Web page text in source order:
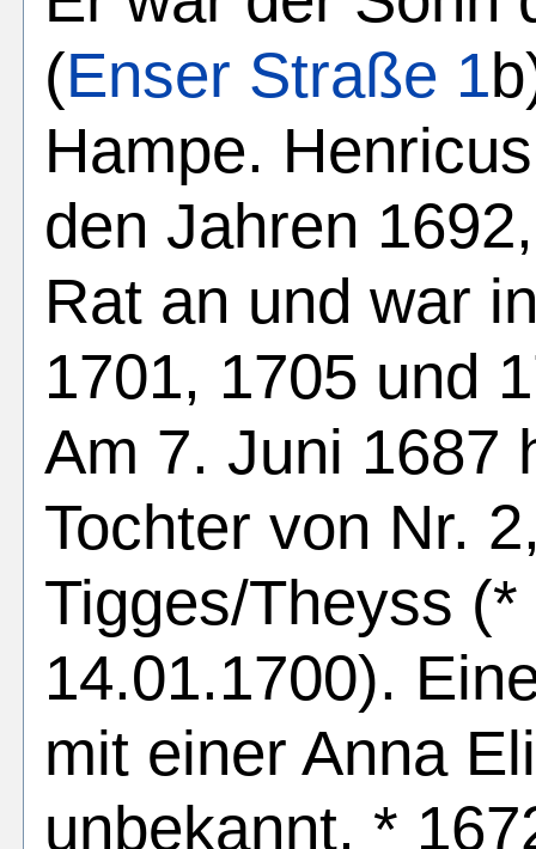
(Enser Straße 1
Hampe.
den Jahren
Rat an und war
1701, 1705 und
Am 7. Juni 1687
Tochter von Nr.
Tigges/Theyss
14.01.1700).
mit einer Anna
unbekannt, *